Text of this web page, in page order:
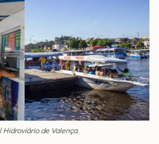
Hidroviário de Valença